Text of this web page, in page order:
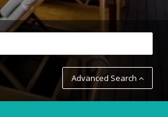
Advanced Search